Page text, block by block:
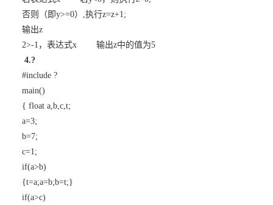
否则（即y>=0）,执行z=z+1;
输出z
2>-1，表达式x
输出z中的值为5
4.?
#include ?
main()
{ float a,b,c,t;
a=3;
b=7;
c=1;
if(a>b)
{t=a;a=b;b=t;}
if(a>c)